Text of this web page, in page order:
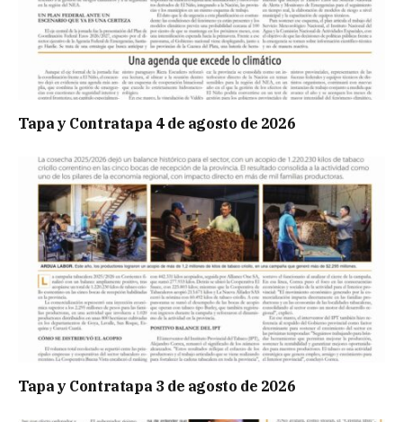
Tapa y Contratapa 4 de agosto de 2026
Tapa y Contratapa 3 de agosto de 2026